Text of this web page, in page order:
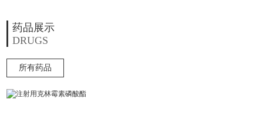
药品展示
DRUGS
所有药品